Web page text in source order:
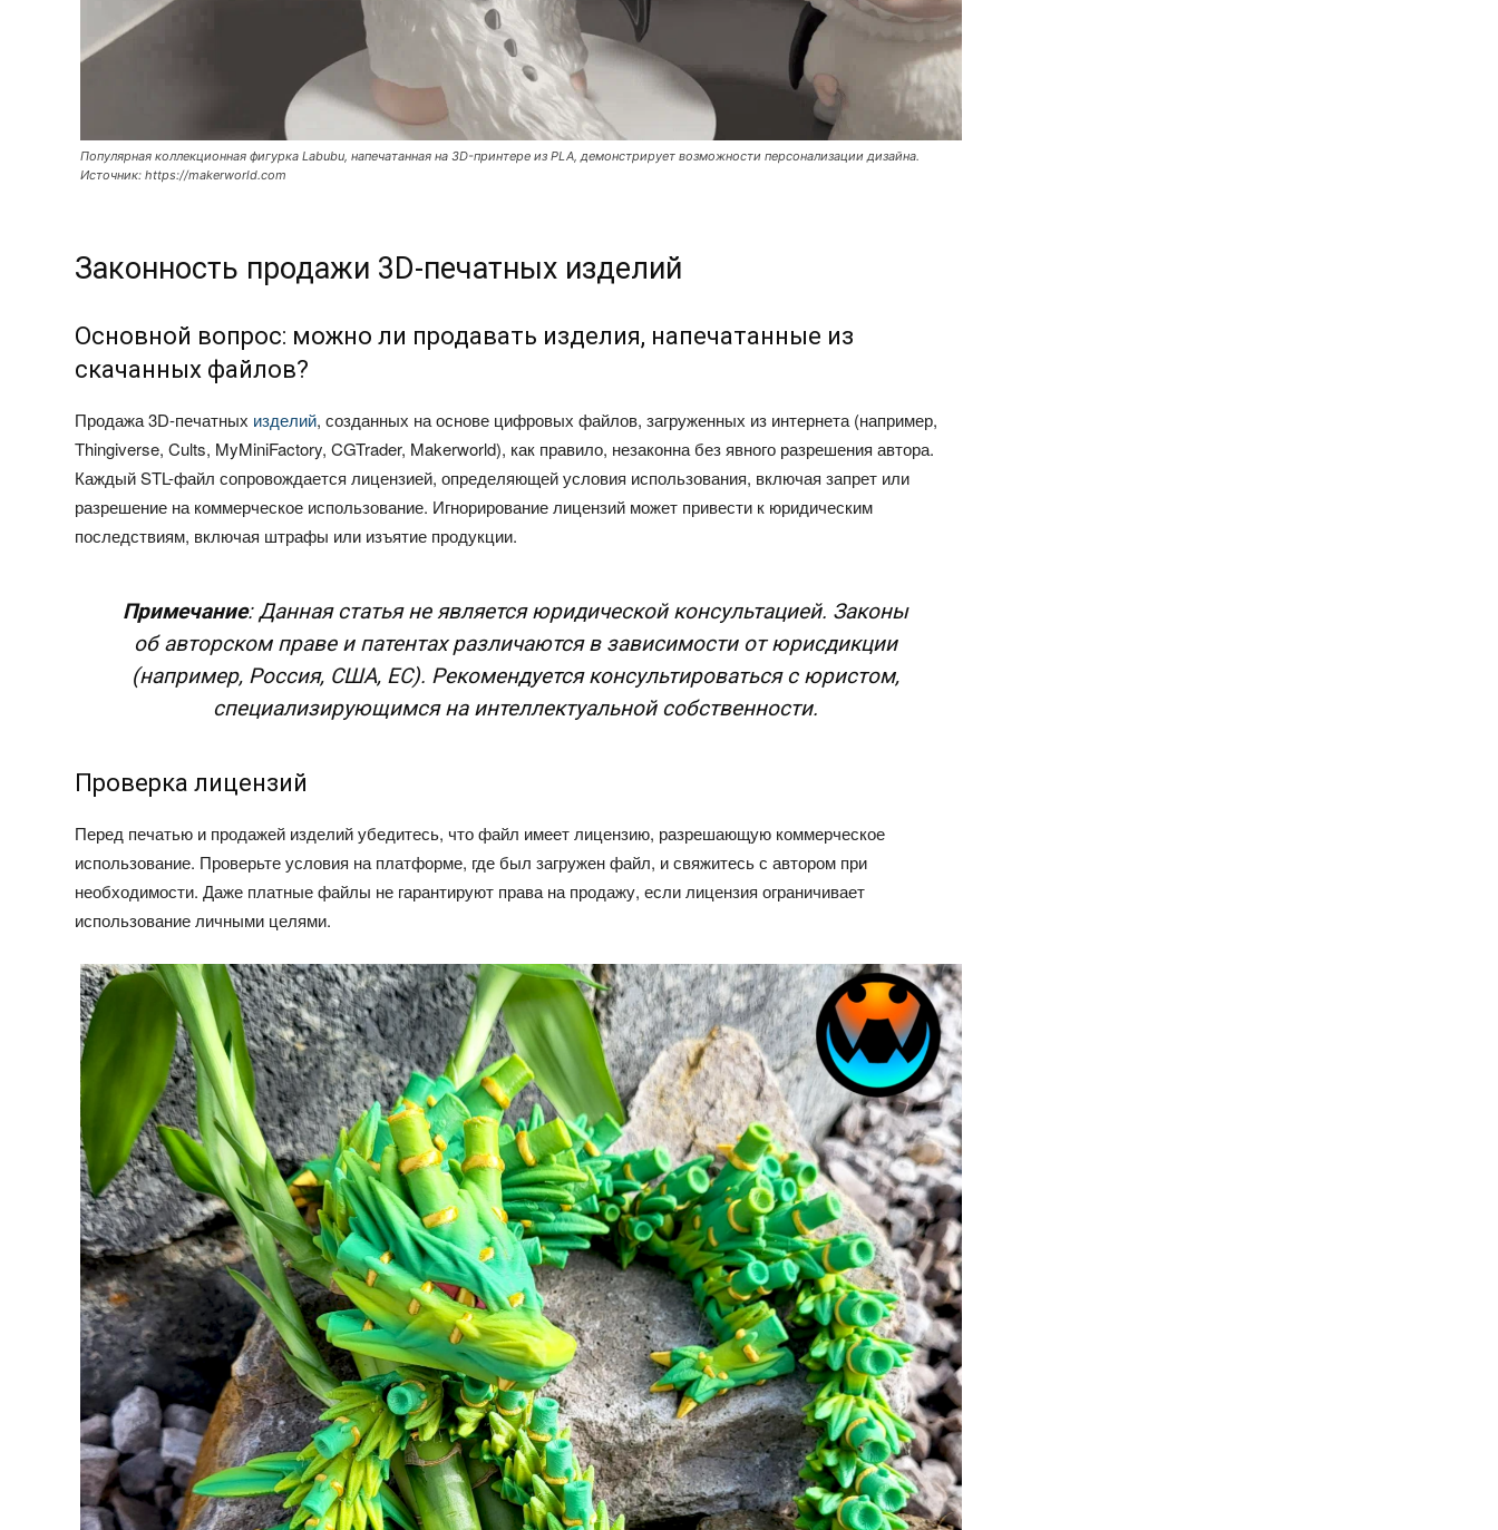
Популярная коллекционная фигурка Labubu, напечатанная на 3D-принтере из PLA, демонстрирует возможности персонализации дизайна.
Источник: https://makerworld.com
Законность продажи 3D-печатных изделий
Основной вопрос: можно ли продавать изделия, напечатанные из
скачанных файлов?
Продажа 3D-печатных изделий, созданных на основе цифровых файлов, загруженных из интернета (например,
Thingiverse, Cults, MyMiniFactory, CGTrader, Makerworld), как правило, незаконна без явного разрешения автора.
Каждый STL-файл сопровождается лицензией, определяющей условия использования, включая запрет или
разрешение на коммерческое использование. Игнорирование лицензий может привести к юридическим
последствиям, включая штрафы или изъятие продукции.
Примечание: Данная статья не является юридической консультацией. Законы
об авторском праве и патентах различаются в зависимости от юрисдикции
(например, Россия, США, ЕС). Рекомендуется консультироваться с юристом,
специализирующимся на интеллектуальной собственности.
Проверка лицензий
Перед печатью и продажей изделий убедитесь, что файл имеет лицензию, разрешающую коммерческое
использование. Проверьте условия на платформе, где был загружен файл, и свяжитесь с автором при
необходимости. Даже платные файлы не гарантируют права на продажу, если лицензия ограничивает
использование личными целями.